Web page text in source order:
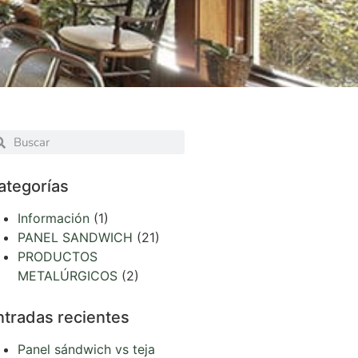
Información (1)
PANEL SANDWICH (21)
PRODUCTOS
METALÚRGICOS (2)
recientes
Panel sándwich vs teja